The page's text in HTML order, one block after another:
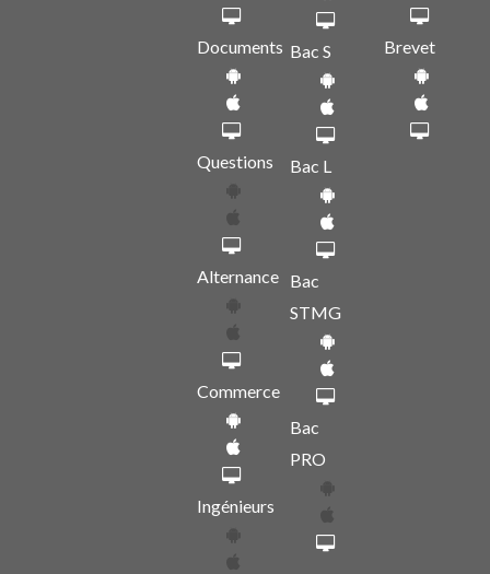
Documents
Questions
Alternance
Commerce
Ingénieurs
Bac S
Bac L
Bac
STMG
Bac
PRO
Brevet